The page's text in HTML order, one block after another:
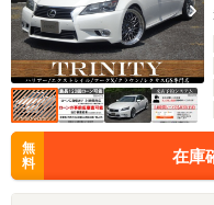
無
料
在庫